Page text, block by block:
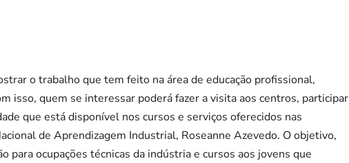
o trabalho que tem feito na área de educação profissional,
isso, quem se interessar poderá fazer a visita aos centros, participar
que está disponível nos cursos e serviços oferecidos nas
de Aprendizagem Industrial, Roseanne Azevedo. O objetivo,
para ocupações técnicas da indústria e cursos aos jovens que